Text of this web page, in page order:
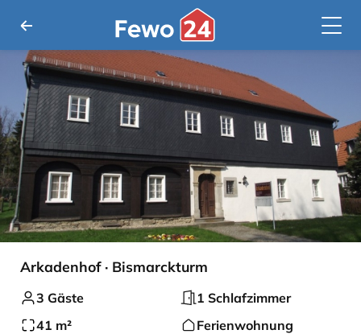
Arkadenhof · Bismarckturm
3 Gäste
1 Schlafzimmer
41 m²
Ferienwohnung